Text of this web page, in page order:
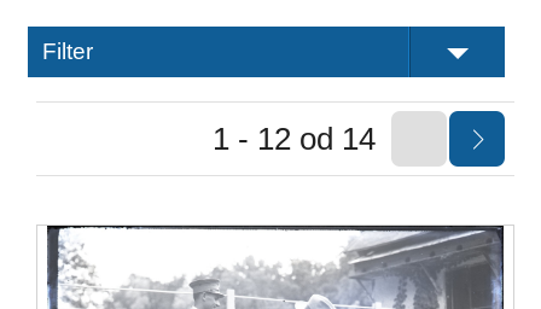
Filter
1 - 12 od 14